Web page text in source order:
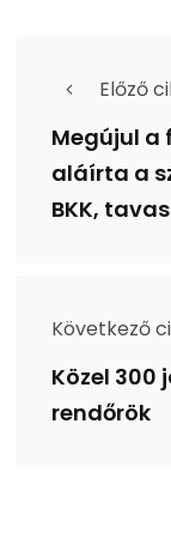
Előző
Megújul a
aláírta a
BKK,
Következő
Közel 300
rendőrök